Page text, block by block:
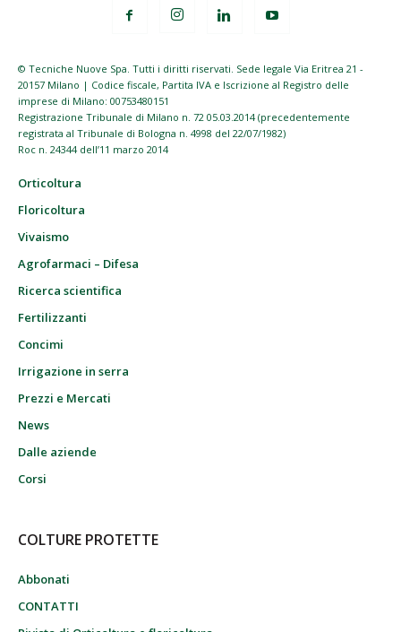
© Tecniche Nuove Spa. Tutti i diritti riservati. Sede legale Via Eritrea 21 -
20157 Milano | Codice fiscale, Partita IVA e Iscrizione al Registro delle
imprese di Milano: 00753480151
Registrazione Tribunale di Milano n. 72 05.03.2014 (precedentemente
registrata al Tribunale di Bologna n. 4998 del 22/07/1982)
Roc n. 24344 dell’11 marzo 2014
Orticoltura
Floricoltura
Vivaismo
Agrofarmaci – Difesa
Ricerca scientifica
Fertilizzanti
Concimi
Irrigazione in serra
Prezzi e Mercati
News
Dalle aziende
Corsi
COLTURE PROTETTE
Abbonati
CONTATTI